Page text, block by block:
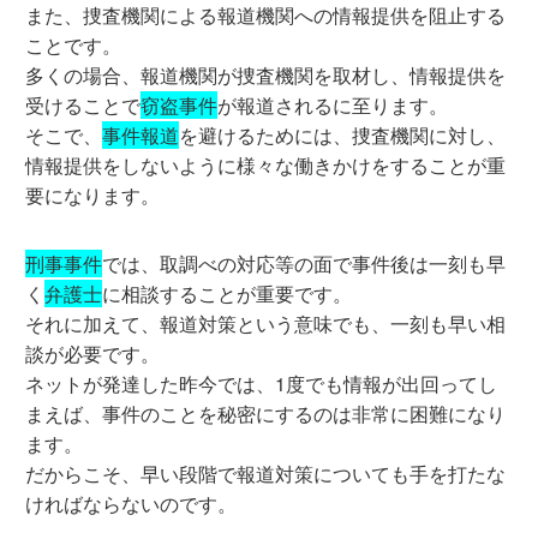
また、捜査機関による報道機関への情報提供を阻止する
ことです。
多くの場合、報道機関が捜査機関を取材し、情報提供を
受けることで窃盗事件が報道されるに至ります。
そこで、事件報道を避けるためには、捜査機関に対し、
情報提供をしないように様々な働きかけをすることが重
要になります。
刑事事件では、取調べの対応等の面で事件後は一刻も早
く弁護士に相談することが重要です。
それに加えて、報道対策という意味でも、一刻も早い相
談が必要です。
ネットが発達した昨今では、1度でも情報が出回ってし
まえば、事件のことを秘密にするのは非常に困難になり
ます。
だからこそ、早い段階で報道対策についても手を打たな
ければならないのです。